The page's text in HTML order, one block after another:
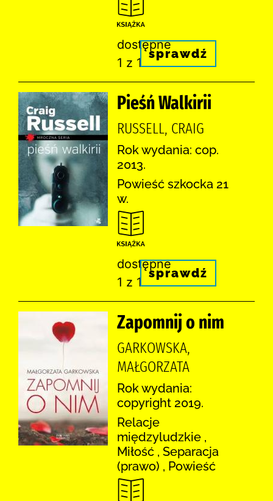
dostępne
1 z 1
sprawdź
Pieśń Walkirii
RUSSELL, CRAIG
Rok wydania: cop.
2013.
Powieść szkocka 21
w.
dostępne
1 z 1
sprawdź
Zapomnij o nim
GARKOWSKA,
MAŁGORZATA
Rok wydania:
copyright 2019.
Relacje
międzyludzkie ,
Miłość , Separacja
(prawo) , Powieść